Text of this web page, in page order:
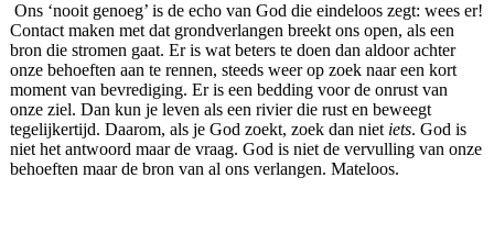
Ons ‘nooit genoeg’ is de echo van God die eindeloos zegt: wees er!
Contact maken met dat grondverlangen breekt ons open, als een
bron die stromen gaat. Er is wat beters te doen dan aldoor achter
onze behoeften aan te rennen, steeds weer op zoek naar een kort
moment van bevrediging. Er is een bedding voor de onrust van
onze ziel. Dan kun je leven als een rivier die rust en beweegt
tegelijkertijd. Daarom, als je God zoekt, zoek dan niet iets. God is
niet het antwoord maar de vraag. God is niet de vervulling van onze
behoeften maar de bron van al ons verlangen. Mateloos.